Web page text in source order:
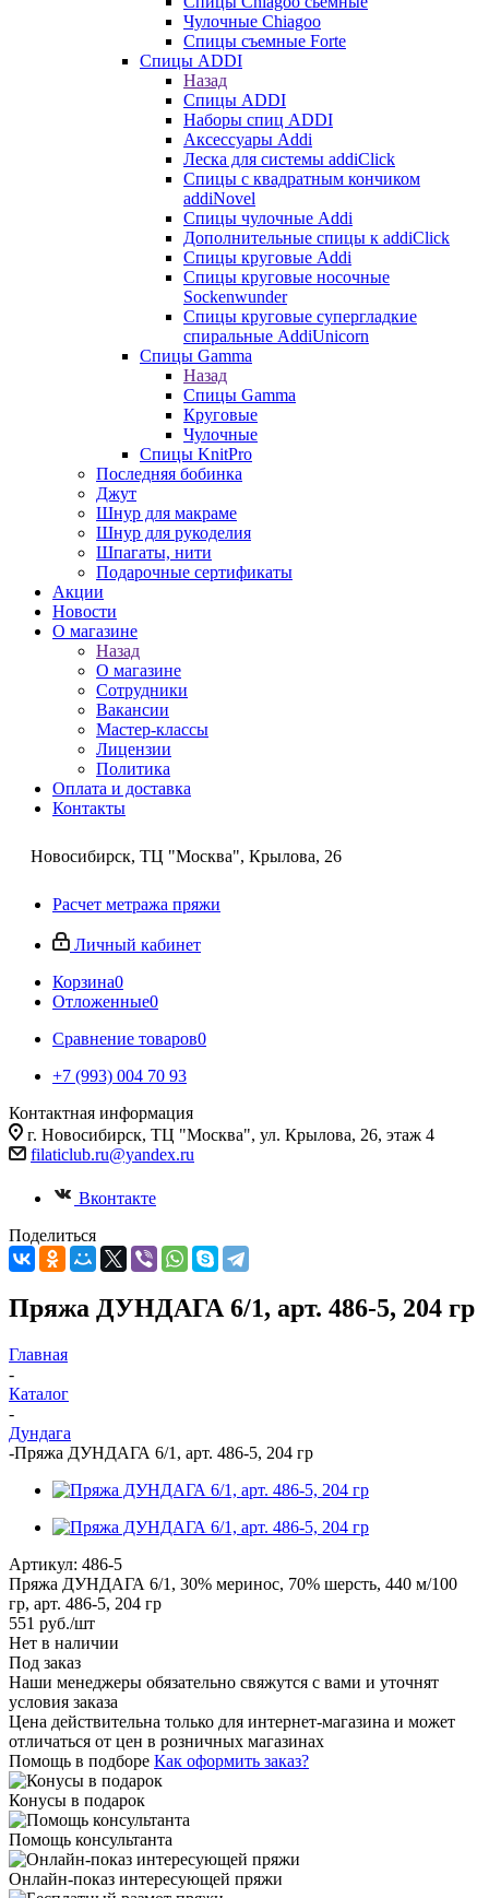
Чулочные Chiagoo
Спицы съемные Forte
Спицы ADDI
Назад
Спицы ADDI
Наборы спиц ADDI
Аксессуары Addi
Леска для системы addiClick
Спицы с квадратным кончиком
addiNovel
Спицы чулочные Addi
Дополнительные спицы к addiClick
Спицы круговые Addi
Спицы круговые носочные
Sockenwunder
Спицы круговые супергладкие
спиральные AddiUnicorn
Спицы Gamma
Назад
Спицы Gamma
Круговые
Чулочные
Спицы KnitPro
Последняя бобинка
Джут
Шнур для макраме
Шнур для рукоделия
Шпагаты, нити
Подарочные сертификаты
Акции
Новости
О магазине
Назад
О магазине
Сотрудники
Вакансии
Мастер-классы
Лицензии
Политика
Оплата и доставка
Контакты
Новосибирск, ТЦ "Москва", Крылова, 26
Расчет метража пряжи
Личный кабинет
Корзина0
Отложенные0
Сравнение товаров0
+7 (993) 004 70 93
Контактная информация
г. Новосибирск, ТЦ "Москва", ул. Крылова, 26, этаж 4
filaticlub.ru@yandex.ru
Вконтакте
Поделиться
Пряжа ДУНДАГА 6/1, арт. 486-5, 204 гр
Главная
-
Каталог
-
Дундага
-Пряжа ДУНДАГА 6/1, арт. 486-5, 204 гр
Артикул: 486-5
Пряжа ДУНДАГА 6/1, 30% меринос, 70% шерсть, 440 м/100
гр, арт. 486-5, 204 гр
551 руб./шт
Нет в наличии
Под заказ
Наши менеджеры обязательно свяжутся с вами и уточнят
условия заказа
Цена действительна только для интернет-магазина и может
отличаться от цен в розничных магазинах
Помощь в подборе Как оформить заказ?
Конусы в подарок
Помощь консультанта
Онлайн-показ интересующей пряжи